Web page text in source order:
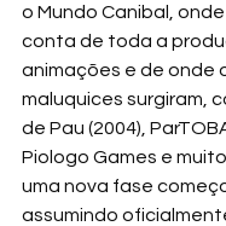
o Mundo Canibal,
conta de toda a
animações e de onde
maluquices surgiram,
de Pau (2004),
Piologo Games e muito
uma nova fase
assumindo